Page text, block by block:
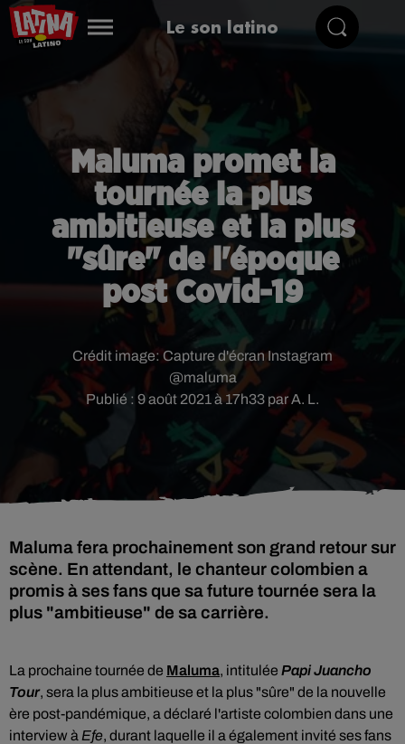
Le son latino
Maluma promet la
tournée la plus
ambitieuse et la plus
"sûre" de l'époque
post Covid-19
Publié : 9 août 2021 à 17h33 par A. L.
Crédit image: Capture d'écran Instagram
@maluma
Maluma fera prochainement son grand retour sur
scène. En attendant, le chanteur colombien a
promis à ses fans que sa future tournée sera la
plus "ambitieuse" de sa carrière.
La prochaine tournée de Maluma, intitulée Papi Juancho
Tour, sera la plus ambitieuse et la plus "sûre" de la nouvelle
ère post-pandémique, a déclaré l'artiste colombien dans une
interview à Efe, durant laquelle il a également invité ses fans